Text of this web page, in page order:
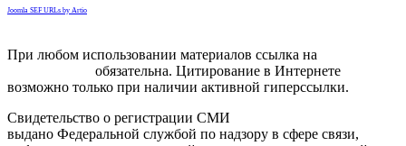
Joomla SEF URLs by Artio
При любом использовании материалов ссылка на
обязательна. Цитирование в Интернете
возможно только при наличии активной гиперссылки.
Свидетельство о регистрации СМИ
выдано Федеральной службой по надзору в сфере связи,